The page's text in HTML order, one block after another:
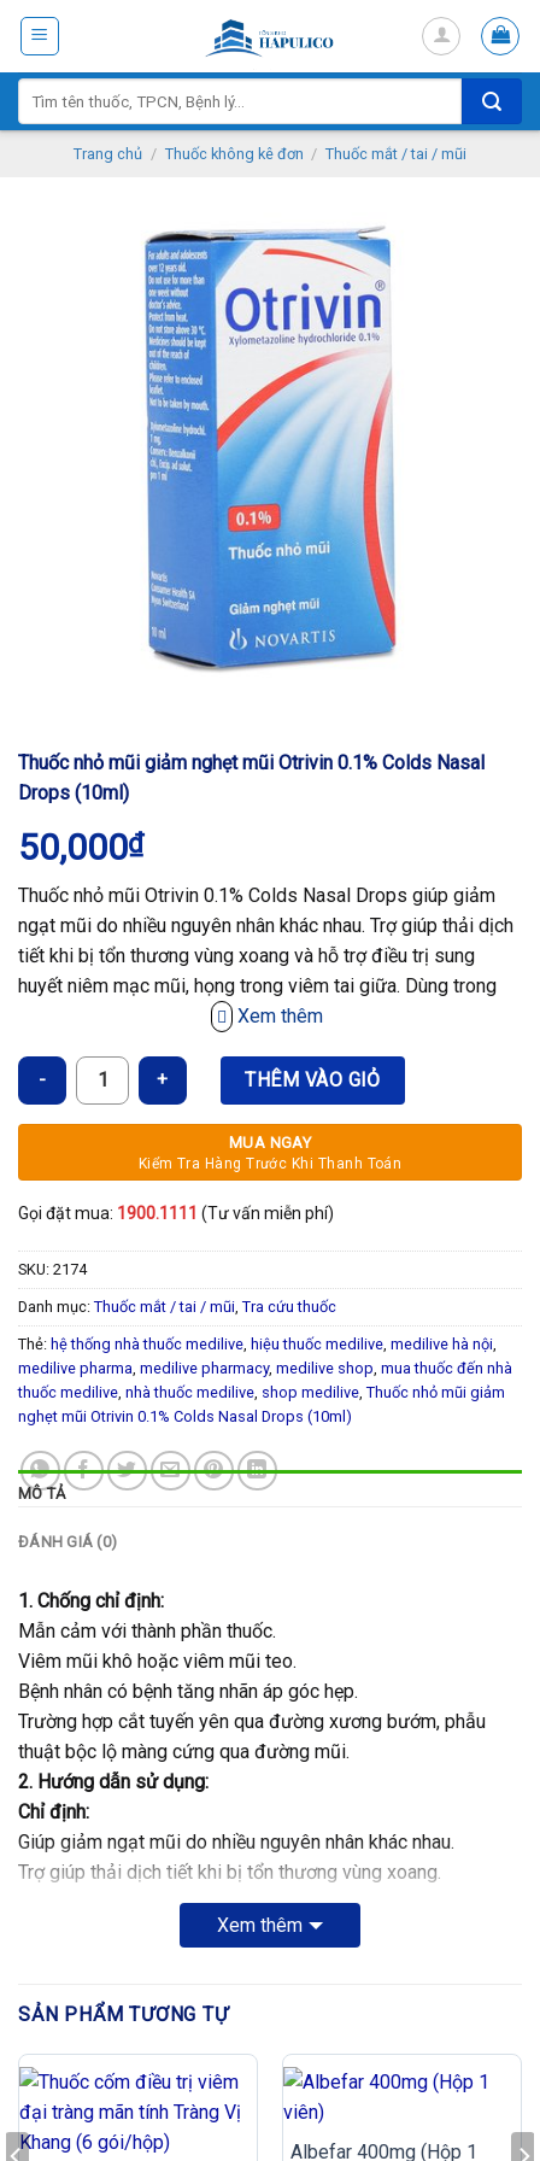
Skip
content
kiếm:
Trang chủ / Thuốc không kê đơn / Thuốc mắt / tai / mũi
Thuốc nhỏ mũi giảm nghẹt mũi Otrivin 0.1% Colds Nasal
Drops (10ml)
50,000₫
Thuốc nhỏ mũi Otrivin 0.1% Colds Nasal Drops giúp giảm
ngạt mũi do nhiều nguyên nhân khác nhau. Trợ giúp thải dịch
tiết khi bị tổn thương vùng xoang và hỗ trợ điều trị sung
huyết niêm mạc mũi, họng trong viêm tai giữa. Dùng trong
Xem thêm
Thuốc nhỏ mũi giảm nghẹt mũi Otrivin 0.1% Colds Nasal Drops
THÊM VÀO GIỎ
MUA NGAY
Kiểm Tra Hàng Trước Khi Thanh Toán
Gọi đặt mua: 1900.1111 (Tư vấn miễn phí)
SKU: 2174
Danh mục: Thuốc mắt / tai / mũi, Tra cứu thuốc
Thẻ: hệ thống nhà thuốc medilive, hiệu thuốc medilive, medilive hà nội,
medilive pharma, medilive pharmacy, medilive shop, mua thuốc đến nhà
thuốc medilive, nhà thuốc medilive, shop medilive, Thuốc nhỏ mũi giảm
nghẹt mũi Otrivin 0.1% Colds Nasal Drops (10ml)
MÔ TẢ
ĐÁNH GIÁ (0)
1. Chống chỉ định:
Mẫn cảm với thành phần thuốc.
Viêm mũi khô hoặc viêm mũi teo.
Bệnh nhân có bệnh tăng nhãn áp góc hẹp.
Trường hợp cắt tuyến yên qua đường xương bướm, phẫu
thuật bộc lộ màng cứng qua đường mũi.
2. Hướng dẫn sử dụng:
Chỉ định:
Giúp giảm ngạt mũi do nhiều nguyên nhân khác nhau.
Trợ giúp thải dịch tiết khi bị tổn thương vùng xoang.
Hỗ trợ điều trị sung huyết niêm mạc mũi, họng trong viêm tai
Thuốc nhỏ mũi 0.1% cho người lớn & trẻ > 6 tuổi: 2-3 giọt
mỗi bên mũi, 3-4 lần/ngày.
Thận trọng:
Bệnh nhân tăng HA, bệnh tim mạch, cường giáp.
Không dùng liên tục trên 1 tuần.
Xem thêm
SẢN PHẨM TƯƠNG TỰ
Albefar 400mg (Hộp 1